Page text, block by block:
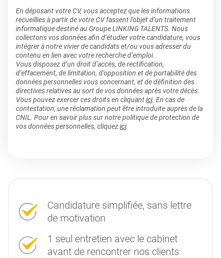
En déposant votre CV, vous acceptez que les informations
recueillies à partir de votre CV fassent l’objet d’un traitement
informatique destiné au Groupe LINKING TALENTS. Nous
collectons vos données afin d’étudier votre candidature, vous
intégrer à notre vivier de candidats et/ou vous adresser du
contenu en lien avec votre recherche d’emploi.
Vous disposez d’un droit d’accès, de rectification,
d’effacement, de limitation, d’opposition et de portabilité des
données personnelles vous concernant, et de définition des
directives relatives au sort de vos données après votre décès.
Vous pouvez exercer ces droits en cliquantici. En cas de
contestation, une réclamation peut être introduite auprès de la
CNIL. Pour en savoir plus sur notre politique de protection de
vos données personnelles, cliquezici.
Candidature simplifiée, sans lettre
de motivation
1 seul entretien avec le cabinet
avant de rencontrer nos clients